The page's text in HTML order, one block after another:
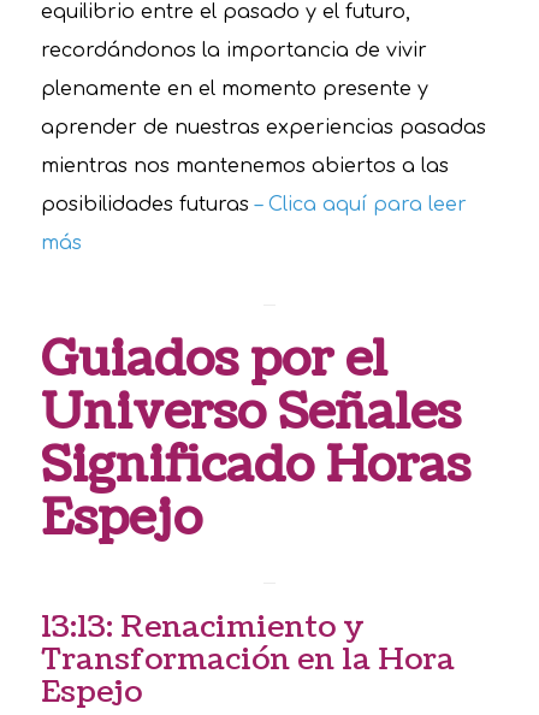
equilibrio entre el pasado y el futuro,
recordándonos la importancia de vivir
plenamente en el momento presente y
aprender de nuestras experiencias pasadas
mientras nos mantenemos abiertos a las
posibilidades futuras– Clica aquí para leer
más
Guiados por el
Universo Señales
Significado Horas
Espejo
13:13: Renacimiento y
Transformación en la Hora
Espejo